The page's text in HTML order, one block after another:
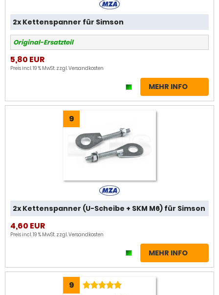
2x Kettenspanner für Simson
Original-Ersatzteil
5,80 EUR
Preis incl. 19 % MwSt. zzgl.Versandkosten
MEHR INFO
9
2x Kettenspanner (U-Scheibe + SKM M6) für Simson
4,60 EUR
Preis incl. 19 % MwSt. zzgl.Versandkosten
MEHR INFO
9